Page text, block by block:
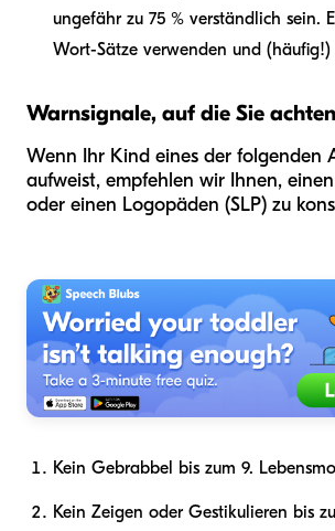
ungefähr zu 75 % verständlich sein.
Wort-Sätze verwenden und (häufig!)
Warnsignale, auf die Sie
Wenn Ihr Kind eines der folgenden
aufweist, empfehlen wir Ihnen,
oder einen Logopäden (SLP) zu
Kein Gebrabbel bis zum 9.
Kein Zeigen oder Gestikulieren bis